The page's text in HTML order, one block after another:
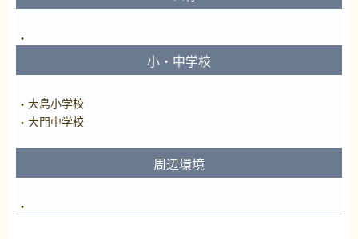
小・中学校
大島小学校
大門中学校
周辺環境